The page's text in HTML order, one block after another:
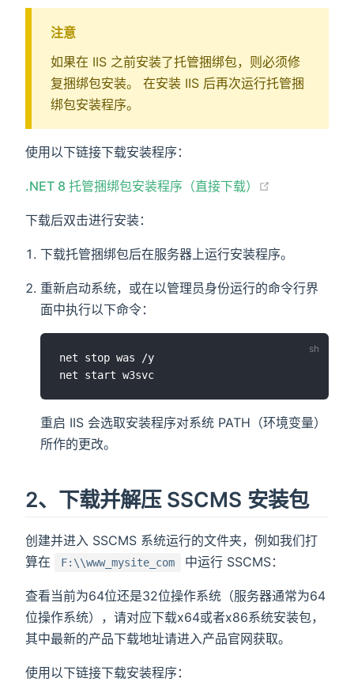
注意
如果在 IIS 之前安装了托管捆绑包，则必须修
复捆绑包安装。 在安装 IIS 后再次运行托管捆
绑包安装程序。
使用以下链接下载安装程序：
.NET 8 托管捆绑包安装程序（直接下载）
下载后双击进行安装：
下载托管捆绑包后在服务器上运行安装程序。
重新启动系统，或在以管理员身份运行的命令行界
面中执行以下命令：
net stop was /y
重启 IIS 会选取安装程序对系统 PATH（环境变量）
所作的更改。
2、下载并解压 SSCMS 安装包
创建并进入 SSCMS 系统运行的文件夹，例如我们打
算在
F:\\www_mysite_com 中运行 SSCMS：
查看当前为64位还是32位操作系统（服务器通常为64
位操作系统），请对应下载x64或者x86系统安装包，
其中最新的产品下载地址请进入产品官网获取。
使用以下链接下载安装程序：